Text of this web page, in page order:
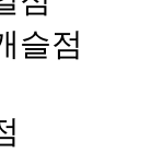
슬점